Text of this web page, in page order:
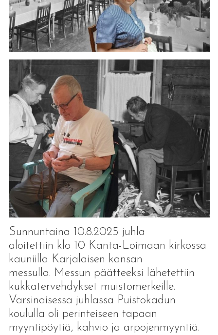
Sunnuntaina 10.8.2025 juhla
aloitettiin klo 10 Kanta-Loimaan kirkossa
kauniilla Karjalaisen kansan
messulla. Messun päätteeksi lähetettiin
kukkatervehdykset muistomerkeille.
Varsinaisessa juhlassa Puistokadun
koululla oli perinteiseen tapaan
myyntipöytiä, kahvio ja arpojenmyyntiä.